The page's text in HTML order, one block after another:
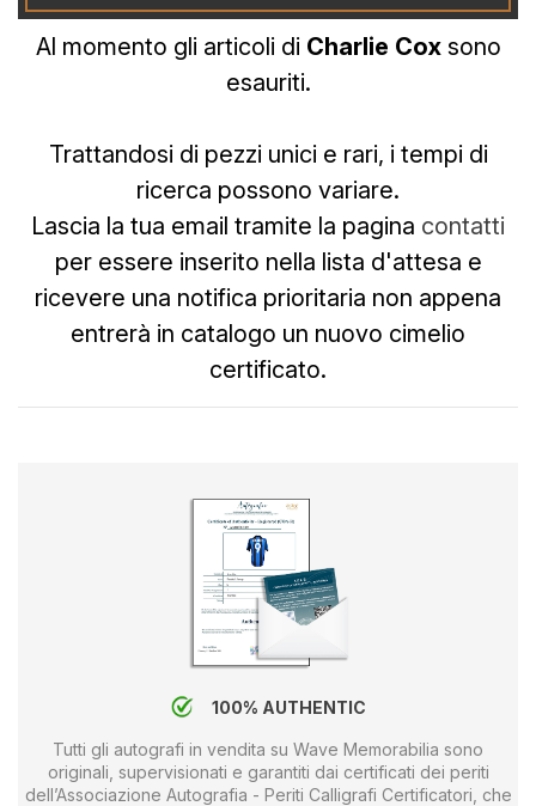
Al momento gli articoli di Charlie Coxsono
esauriti.
Trattandosi di pezzi unici e rari, i tempi di
ricerca possono variare.
Lascia la tua email tramite la pagina contatti
per essere inserito nella lista d'attesa e
ricevere una notifica prioritaria non appena
entrerà in catalogo un nuovo cimelio
certificato.
100% AUTHENTIC
Tutti gli autografi in vendita su Wave Memorabilia sono
originali, supervisionati e garantiti dai certificati dei periti
dell’Associazione Autografia - Periti Calligrafi Certificatori, che